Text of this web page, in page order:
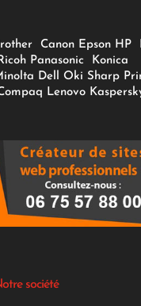
Canon Epson HP
Panasonic
Konica
Dell Oki Sharp
Lenovo
société